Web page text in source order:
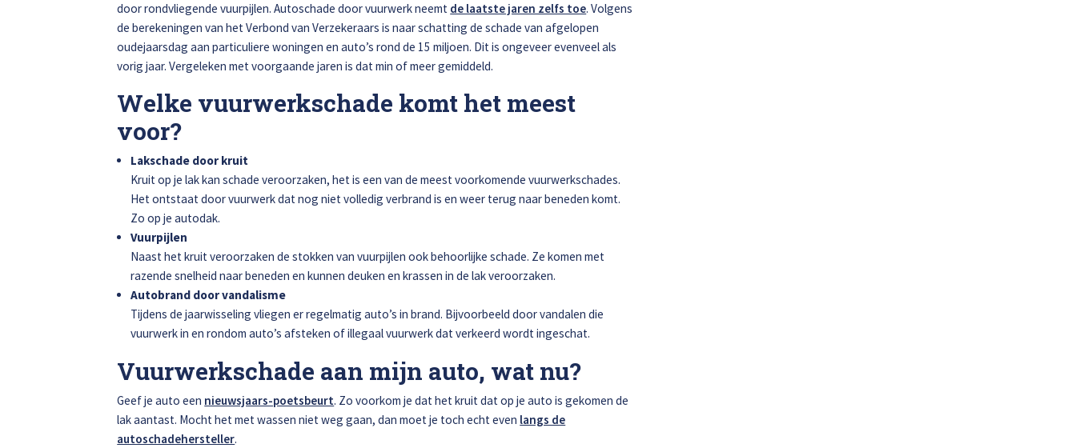
Afspraak maken
door rondvliegende vuurpijlen. Autoschade door vuurwerk neemt de laatste jaren zelfs toe. Volgens
de berekeningen van het Verbond van Verzekeraars is naar schatting de schade van afgelopen
oudejaarsdag aan particuliere woningen en auto’s rond de 15 miljoen. Dit is ongeveer evenveel als
vorig jaar. Vergeleken met voorgaande jaren is dat min of meer gemiddeld.
Welke vuurwerkschade komt het meest
voor?
Lakschade door kruit
Kruit op je lak kan schade veroorzaken, het is een van de meest voorkomende vuurwerkschades.
Het ontstaat door vuurwerk dat nog niet volledig verbrand is en weer terug naar beneden komt.
Zo op je autodak.
Vuurpijlen
Naast het kruit veroorzaken de stokken van vuurpijlen ook behoorlijke schade. Ze komen met
razende snelheid naar beneden en kunnen deuken en krassen in de lak veroorzaken.
Autobrand door vandalisme
Tijdens de jaarwisseling vliegen er regelmatig auto’s in brand. Bijvoorbeeld door vandalen die
vuurwerk in en rondom auto’s afsteken of illegaal vuurwerk dat verkeerd wordt ingeschat.
Vuurwerkschade aan mijn auto, wat nu?
Geef je auto een nieuwsjaars-poetsbeurt. Zo voorkom je dat het kruit dat op je auto is gekomen de
lak aantast. Mocht het met wassen niet weg gaan, dan moet je toch echt even langs de
autoschadehersteller.